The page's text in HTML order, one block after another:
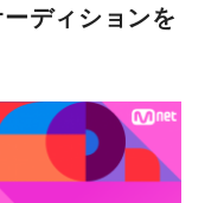
ディションを